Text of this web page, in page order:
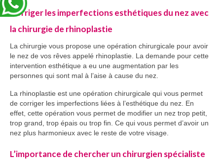
Corriger les imperfections esthétiques du nez avec
la chirurgie de rhinoplastie
La chirurgie vous propose une opération chirurgicale pour avoir
le nez de vos rêves appelé rhinoplastie. La demande pour cette
intervention esthétique a eu une augmentation par les
personnes qui sont mal à l’aise à cause du nez.
La rhinoplastie est une opération chirurgicale qui vous permet
de corriger les imperfections liées à l’esthétique du nez. En
effet, cette opération vous permet de modifier un nez trop petit,
trop grand, trop épais ou trop fin. Ce qui vous permet d’avoir un
nez plus harmonieux avec le reste de votre visage.
L’importance de chercher un chirurgien spécialiste